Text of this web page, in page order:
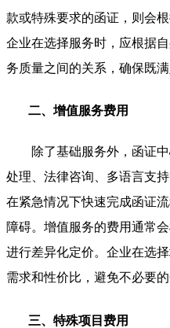
款或特殊要求的函证，则会
企业在选择服务时，应根据
务质量之间的关系，确保既
二、增值服务费用
除了基础服务外，函证
处理、法律咨询、多语言支
在紧急情况下快速完成函证
障碍。增值服务的费用通常
进行差异化定价。企业在选
需求和性价比，避免不必要的
三、特殊项目费用